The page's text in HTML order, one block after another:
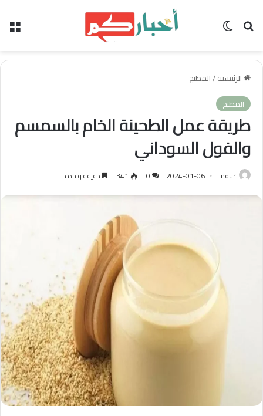
بحث عن الوضع المظلم
الرئيسية/المطبخ
المطبخ
طريقة عمل الطحينة الخام بالسمسم
والفول السوداني
nour
2024-01-06
0
341 دقيقة واحدة